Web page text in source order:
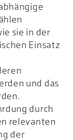
sie in der
Einsatz
und das
durch
relevanten
der